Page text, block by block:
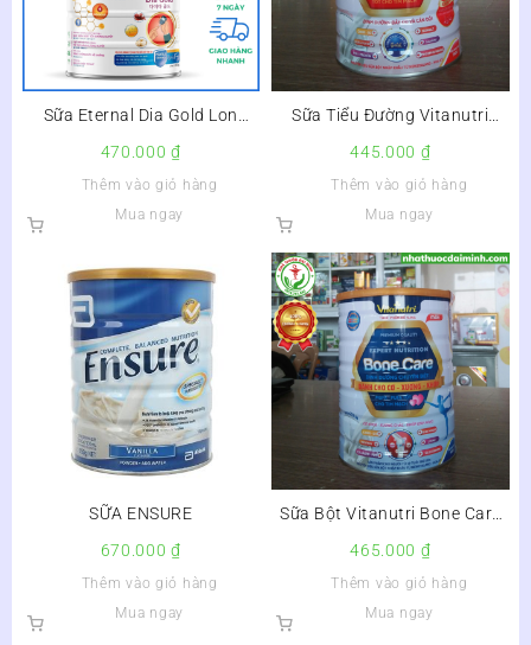
Sữa Eternal Dia Gold Lon
Người Tiểu Đường
470.000₫
Thêm vào giỏ hàng
Mua ngay
Sữa Tiểu Đường Vitanutri
Diabetic Lon 900g – Ổn Định
Đường Huyết, Tốt Cho Tim
Mạch
445.000 ₫
Thêm vào giỏ hàng
Mua ngay
SỮA ENSURE
670.000₫
Thêm vào giỏ hàng
Mua ngay
Sữa Bột Vitanutri Bone Care
Lon 900g – Cơ Khỏe, Xương
Chắc, Khớp Linh Hoạt
465.000 ₫
Thêm vào giỏ hàng
Mua ngay